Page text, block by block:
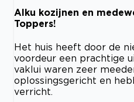
Alku kozijnen en
Toppers!
Het huis heeft door de
voordeur een prachtige
vaklui waren zeer
oplossingsgericht en
verricht.